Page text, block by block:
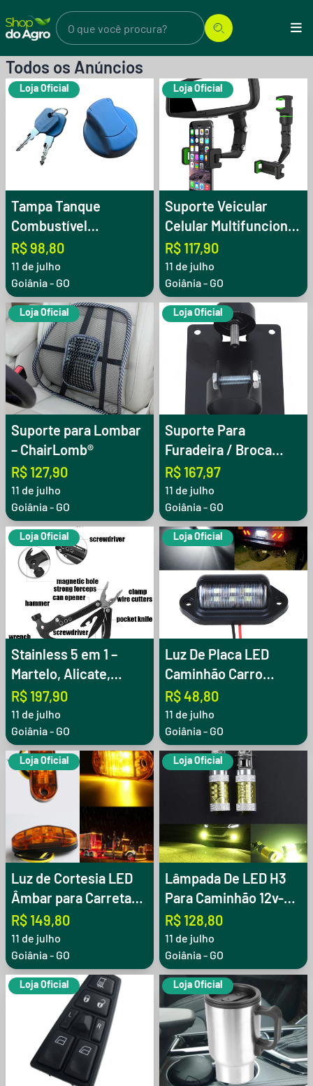
Todos os Anúncios
Loja Oficial
Tampa Tanque
Combustível
Caminhão Com Chave
R$ 98,80
11 de julho
Goiânia - GO
Loja Oficial
Suporte Veicular
Celular Multifuncional
e Universal 360°
R$ 117,90
11 de julho
Goiânia - GO
Loja Oficial
Suporte para Lombar
– ChairLomb®
R$ 127,90
11 de julho
Goiânia - GO
Loja Oficial
Suporte Para
Furadeira / Broca
Bancada
R$ 167,97
11 de julho
Goiânia - GO
Loja Oficial
Stainless 5 em 1 –
Martelo, Alicate,
Chave de Fenda,
Chave Philips e
Alicate
R$ 197,90
11 de julho
Goiânia - GO
Loja Oficial
Luz De Placa LED
Caminhão Carro
Carreta Lanterna 6
Leds
R$ 48,80
11 de julho
Goiânia - GO
Loja Oficial
Luz de Cortesia LED
Âmbar para Carreta
Rodoviária – 12V/24V
R$ 149,80
11 de julho
Goiânia - GO
Loja Oficial
Lâmpada De LED H3
Para Caminhão 12v-
24V
R$ 128,80
11 de julho
Goiânia - GO
Loja Oficial Loja Oficial